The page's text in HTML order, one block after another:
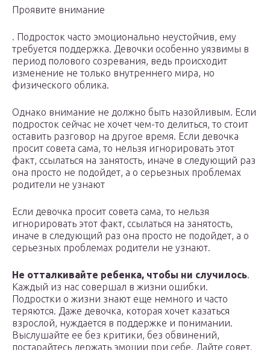
Проявите внимание
. Подросток часто эмоционально неустойчив, ему
требуется поддержка. Девочки особенно уязвимы в
период полового созревания, ведь происходит
изменение не только внутреннего мира, но
физического облика.
Однако внимание не должно быть назойливым. Если
подросток сейчас не хочет чем-то делиться, то стоит
оставить разговор на другое время. Если девочка
просит совета сама, то нельзя игнорировать этот
факт, ссылаться на занятость, иначе в следующий раз
она просто не подойдет, а о серьезных проблемах
родители не узнают
Если девочка просит совета сама, то нельзя
игнорировать этот факт, ссылаться на занятость,
иначе в следующий раз она просто не подойдет, а о
серьезных проблемах родители не узнают.
Не отталкивайте ребенка, чтобы ни случилось.
Каждый из нас совершал в жизни ошибки.
Подростки о жизни знают еще немного и часто
теряются. Даже девочка, которая хочет казаться
взрослой, нуждается в поддержке и понимании.
Выслушайте ее без критики, без обвинений,
постарайтесь держать эмоции при себе. Дайте совет.